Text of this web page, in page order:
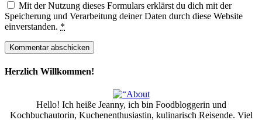
Mit der Nutzung dieses Formulars erklärst du dich mit der
Speicherung und Verarbeitung deiner Daten durch diese Website
einverstanden. *
Herzlich Willkommen!
Hello! Ich heiße Jeanny, ich bin Foodbloggerin und
Kochbuchautorin, Kuchenenthusiastin, kulinarisch Reisende. Viel